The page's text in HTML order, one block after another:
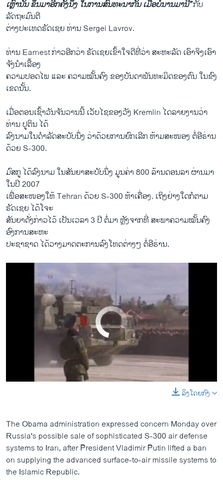
ເຫຼົ່ານັ້ນ ຂຶ້ນມາອີກ​ຄັ້ງນຶ່ງ ​ໃນ​ການ​ສົນທະນາ​ກັນ​ ເມື່ອ​ບໍ່​ນານ​ມາ​ນີ້”ກັບ
ລັດຖະມົນຕີ
​ຕ່າງປະ​ເທດຣັດເຊຍ ທ່ານ Sergei Lavrov.
ທ່ານ Earnest ກ່າວ​ອີກ​ວ່າ ຣັດ​ເຊຍ​ເຂົ້າ​ໃຈດີທີ່ວ່າ ສະຫະລັດ ​ເອົາ​ຈິງ​ເອົາ​
ຈັງ​ນຳ​ເລື້ອງ
​ຄວາມ​ປອດ​ໄພ ​ແລະ ຄວາມ​ໝັ້ນຄົງ ຂອງບັນດາພັນທະ​ມິດ​ຂອງຕົນ ​ໃນ​ຂົງ​
ເຂດ​ນັ້ນ.
​ເມື່ອ​ຕອນ​ເຊົ້າວັນ​ຈັນ​ວານ​ນີ້ ​ເວັບ​ໄຊ​ຂອງວັງ Kremlin ​ໄດລາຍງານ​ວ່າ
ທ່ານ ປູ​ຕິນ ​ໄດ້​
ລົງ​ນາມ​ໃນ​ດຳລັດ​ສະບັບ​ນຶ່ງ ວ່າ​ດ້ວຍ​ການ​ຍົກ​ເລີກ ຫ້າມ​ສະໜອງ ຕໍ່​ອີຣ່ານ
ດ້ວຍ S-300.
ມົສກູ ​ໄດ້​ລົງ​ນາມ ​ໃນສັນຍາ​ສະບັບ​ນຶ່ງ ມູນ​ຄ່າ 800 ລ້ານ​ດອນ​ລາ ຜ່ານ​ມາ​
ໃນ​ປີ 2007 ​
ເພື່ອ​ສະໜອງ​ໃຫ້ Tehran ດ້ວຍ S-300 ຫ້າເຄື່ອງ. ​ເຖິງ​ຢ່າງ​ໃດ​ກໍ​ຕາມ
ຣັດ​ເຊຍ ​ໄດ້​ໂຈະ​
ສັນຍາ​ດັ່ງກ່າວ​ໄວ້ ​ເປັນ​ເວລາ 3 ປີ ຕໍ່​ມາ ຫຼັງຈາກ​ທີ່​ ສະພາ​ຄວາມ​ໝັ້ນຄົງ​
ອົງການສະຫະ​
ປະຊາ​ຊາດ ​ໄດ້​ວາງ​ມາດ​ຕະການ​ລົງ​ໂທ​ດຕ່າງໆ ຕໍ່​ອີຣ່ານ.
byສຽງອາເມຣິກາ ວີໂອເອລາວ
SHARE
No media source currently available
ລິງໂດຍກົງ
The Obama administration expressed concern Monday over
Russia's possible sale of sophisticated S-300 air defense
systems to Iran, after President Vladimir Putin lifted a ban
on supplying the advanced surface-to-air missile systems to
the Islamic Republic.